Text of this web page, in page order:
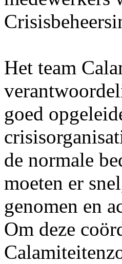
Het team
goed
de normale
moeten er
genomen en
Om deze